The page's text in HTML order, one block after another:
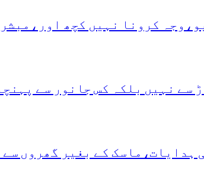
کرونا نہیں کچھ
سے نہیں بلکہ کس جانور سے
ہدایات،ماسک کے بغیر گھروں